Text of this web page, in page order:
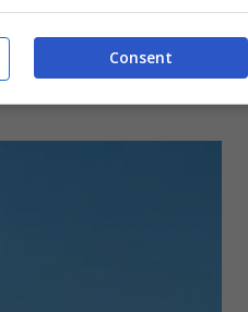
è stato venduto al
in un hotel e
Consent